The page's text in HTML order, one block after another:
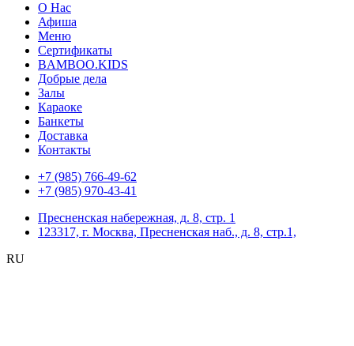
О Нас
Афиша
Меню
Сертификаты
BAMBOO.KIDS
Добрые дела
Залы
Караоке
Банкеты
Доставка
Контакты
+7 (985) 766-49-62
+7 (985) 970-43-41
Пресненская набережная, д. 8, стр. 1
123317, г. Москва, Пресненская наб., д. 8, стр.1,
RU